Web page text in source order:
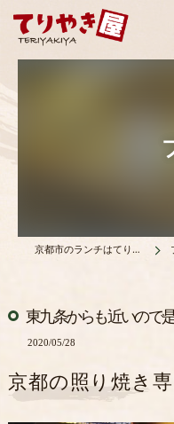
京都市のランチはてりやき屋
東九条からも近いので
2020/05/28
京都の照り焼き